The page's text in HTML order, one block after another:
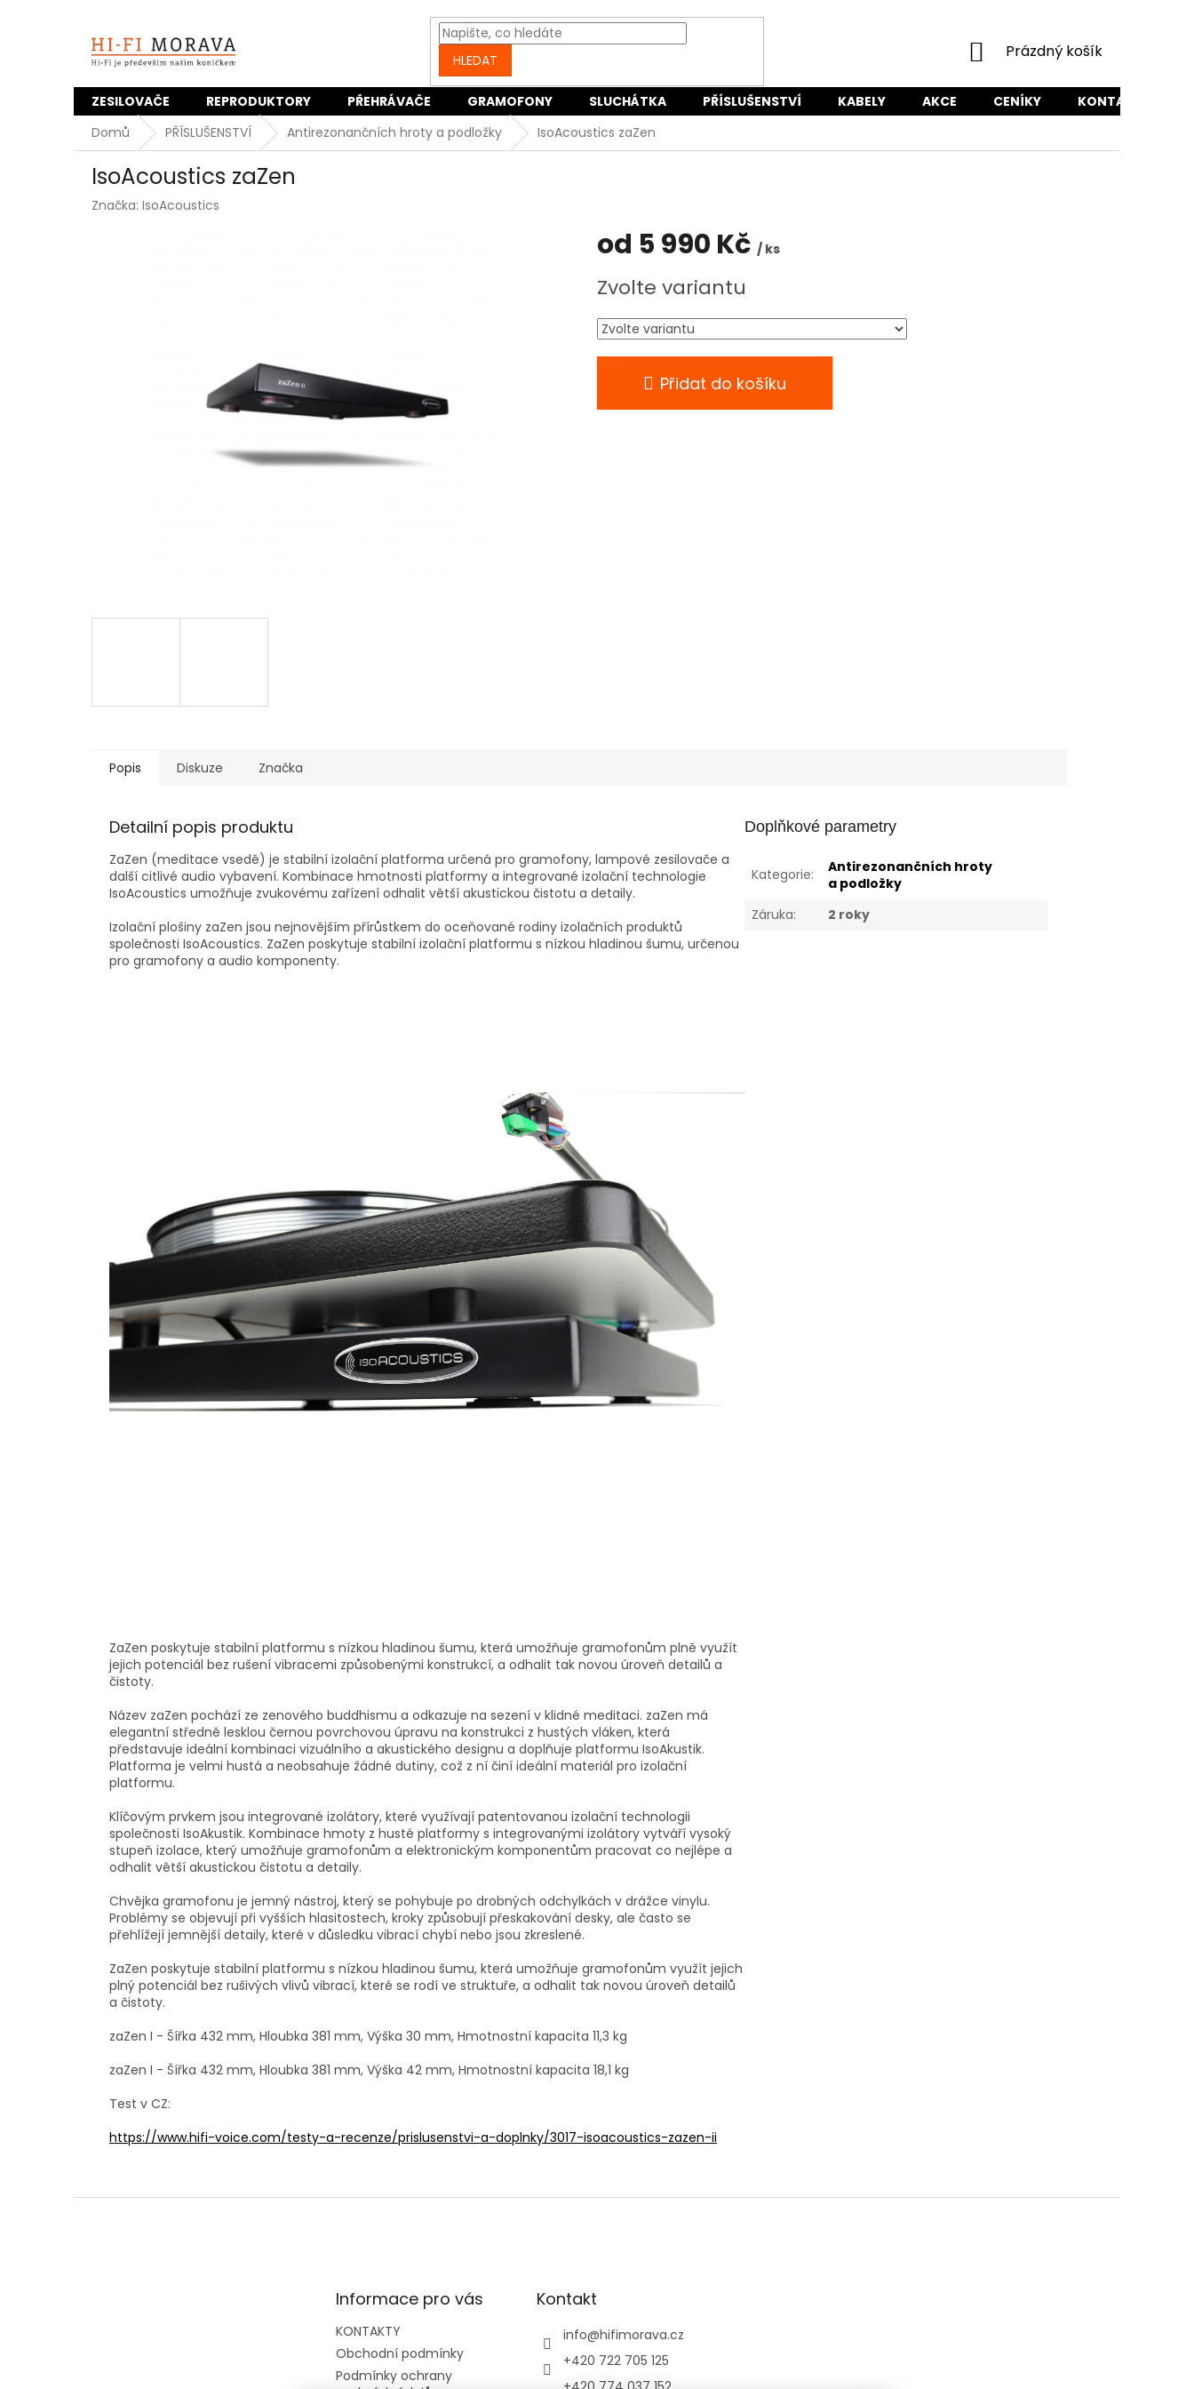
HLEDAT
NÁKUPNÍ
Prázdný košík
ZESILOVAČE REPRODUKTORY PŘEHRÁVAČE GRAMOFONY SLUCHÁTKA PŘÍSLUŠENSTVÍ KABELY AKCE CENÍKY KONTAKTY
Domů
PŘÍSLUŠENSTVÍ Antirezonančních hroty a podložky IsoAcoustics zaZen
IsoAcoustics zaZen
Značka: IsoAcoustics
od 5 990 Kč / ks
cena:
Zvolte variantu
Přidat do košíku
Popis Diskuze Značka
Detailní popis produktu
ZaZen (meditace vsedě) je stabilní izolační platforma určená pro gramofony, lampové zesilovače a
další citlivé audio vybavení. Kombinace hmotnosti platformy a integrované izolační technologie
IsoAcoustics umožňuje zvukovému zařízení odhalit větší akustickou čistotu a detaily.
Izolační plošiny zaZen jsou nejnovějším přírůstkem do oceňované rodiny izolačních produktů
společnosti IsoAcoustics. ZaZen poskytuje stabilní izolační platformu s nízkou hladinou šumu, určenou
pro gramofony a audio komponenty.
ZaZen poskytuje stabilní platformu s nízkou hladinou šumu, která umožňuje gramofonům plně využít
jejich potenciál bez rušení vibracemi způsobenými konstrukcí, a odhalit tak novou úroveň detailů a
čistoty.
Název zaZen pochází ze zenového buddhismu a odkazuje na sezení v klidné meditaci. zaZen má
elegantní středně lesklou černou povrchovou úpravu na konstrukci z hustých vláken, která
představuje ideální kombinaci vizuálního a akustického designu a doplňuje platformu IsoAkustik.
Platforma je velmi hustá a neobsahuje žádné dutiny, což z ní činí ideální materiál pro izolační
platformu.
Klíčovým prvkem jsou integrované izolátory, které využívají patentovanou izolační technologii
společnosti IsoAkustik. Kombinace hmoty z husté platformy s integrovanými izolátory vytváří vysoký
stupeň izolace, který umožňuje gramofonům a elektronickým komponentům pracovat co nejlépe a
odhalit větší akustickou čistotu a detaily.
Chvějka gramofonu je jemný nástroj, který se pohybuje po drobných odchylkách v drážce vinylu.
Problémy se objevují při vyšších hlasitostech, kroky způsobují přeskakování desky, ale často se
přehlížejí jemnější detaily, které v důsledku vibrací chybí nebo jsou zkreslené.
ZaZen poskytuje stabilní platformu s nízkou hladinou šumu, která umožňuje gramofonům využít jejich
plný potenciál bez rušivých vlivů vibrací, které se rodí ve struktuře, a odhalit tak novou úroveň detailů
a čistoty.
zaZen I - Šířka 432 mm, Hloubka 381 mm, Výška 30 mm, Hmotnostní kapacita 11,3 kg
zaZen I - Šířka 432 mm, Hloubka 381 mm, Výška 42 mm, Hmotnostní kapacita 18,1 kg
Test v CZ:
https://www.hifi-voice.com/testy-a-recenze/prislusenstvi-a-doplnky/3017-isoacoustics-zazen-ii
Doplňkové parametry
Kategorie:
Antirezonančních hroty
a podložky
Záruka: 2 roky
Informace pro vás
KONTAKTY
Obchodní podmínky
Podmínky ochrany
Kontakt
info@hifimorava.cz
+420 722 705 125